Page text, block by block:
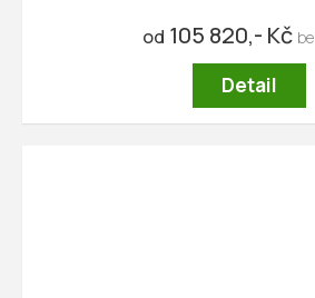
od 105 820,- Kč
Detail